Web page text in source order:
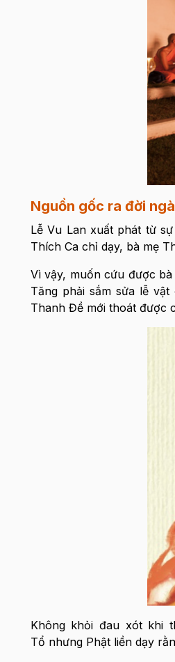
Nguồn gốc ra đời
Lễ Vu Lan xuất phát từ
Thích Ca chỉ dạy, bà mẹ
Vì vậy, muốn cứu được
Tăng phải sắm sửa lễ
Thanh Đề mới thoát được
Không khỏi đau xót khi
Tổ nhưng Phật liền dạy